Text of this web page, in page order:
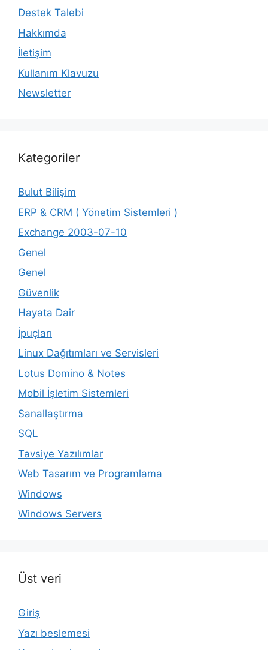
Destek Talebi
Hakkımda
İletişim
Kullanım Klavuzu
Newsletter
Kategoriler
Bulut Bilişim
ERP & CRM ( Yönetim Sistemleri )
Exchange 2003-07-10
Genel
Genel
Güvenlik
Hayata Dair
İpuçları
Linux Dağıtımları ve Servisleri
Lotus Domino & Notes
Mobil İşletim Sistemleri
Sanallaştırma
SQL
Tavsiye Yazılımlar
Web Tasarım ve Programlama
Windows
Windows Servers
Üst veri
Giriş
Yazı beslemesi